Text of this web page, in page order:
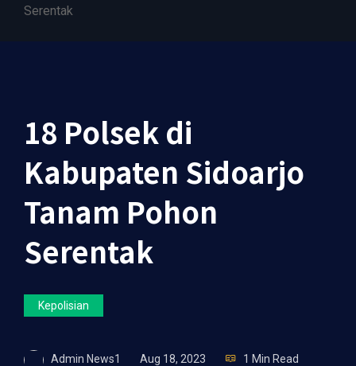
Serentak
18 Polsek di
Kabupaten Sidoarjo
Tanam Pohon
Serentak
Kepolisian
Admin News1 Aug 18, 2023 1 Min Read